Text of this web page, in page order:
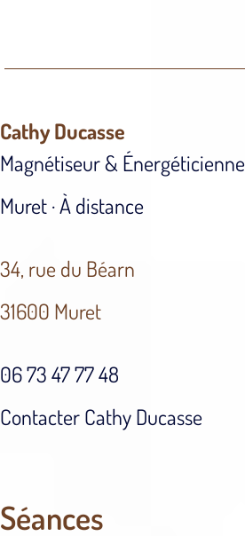
Cathy Ducasse
Magnétiseur & Énergéticienne
Muret · À distance
34, rue du Béarn
31600 Muret
06 73 47 77 48
Contacter Cathy Ducasse
Séances